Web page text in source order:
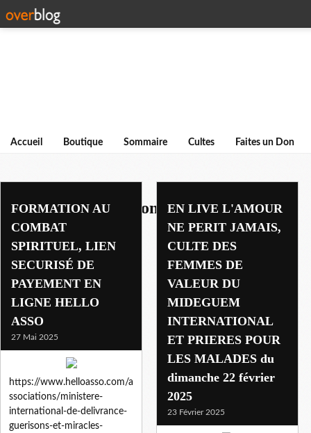
Accueil Boutique Sommaire Cultes Faites un Don
mideguem international
FORMATION AU
COMBAT
SPIRITUEL, LIEN
SECURISÉ DE
PAYEMENT EN
LIGNE HELLO
ASSO
27 Mai 2025
https://www.helloasso.com/a
ssociations/ministere-
international-de-delivrance-
guerisons-et-miracles-
EN LIVE L'AMOUR
NE PERIT JAMAIS,
CULTE DES
FEMMES DE
VALEUR DU
MIDEGUEM
INTERNATIONAL
ET PRIERES POUR
LES MALADES du
dimanche 22 février
2025
23 Février 2025